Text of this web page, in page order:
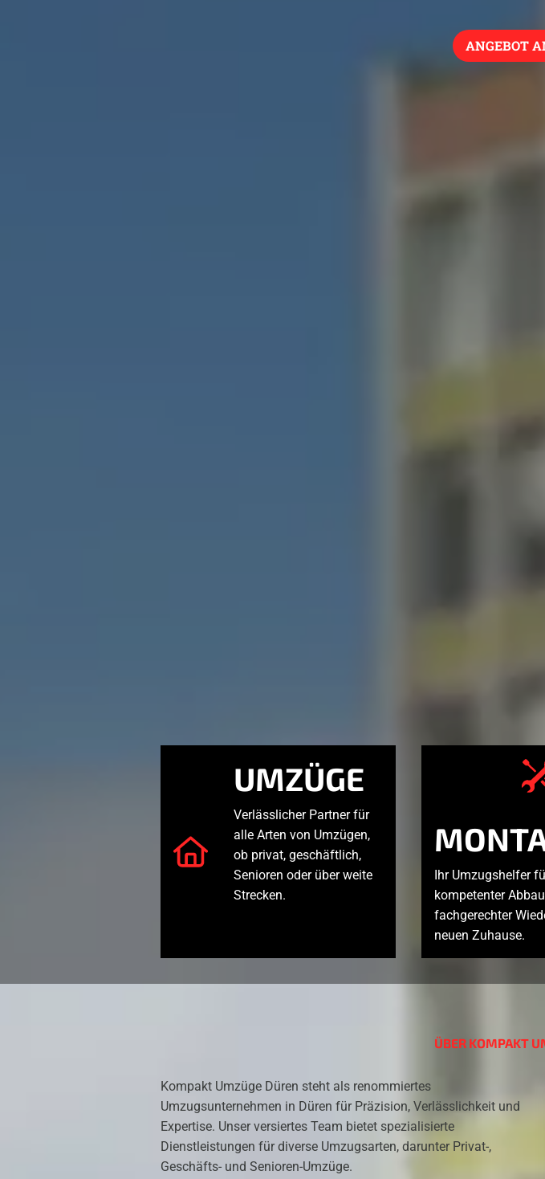
ANGEBOT
UMZÜGE
Verlässlicher Partner für
alle Arten von Umzügen,
ob privat, geschäftlich,
Senioren oder über weite
Strecken.
Ihr Umzugshelfer
kompetenter
fachgerechter
neuen Zuhause.
ÜBER KOMPAKT
Kompakt Umzüge Düren steht als renommiertes
Umzugsunternehmen in Düren für Präzision, Verlässlichkeit und
Expertise. Unser versiertes Team bietet spezialisierte
Dienstleistungen für diverse Umzugsarten, darunter Privat-,
Geschäfts- und Senioren-Umzüge.